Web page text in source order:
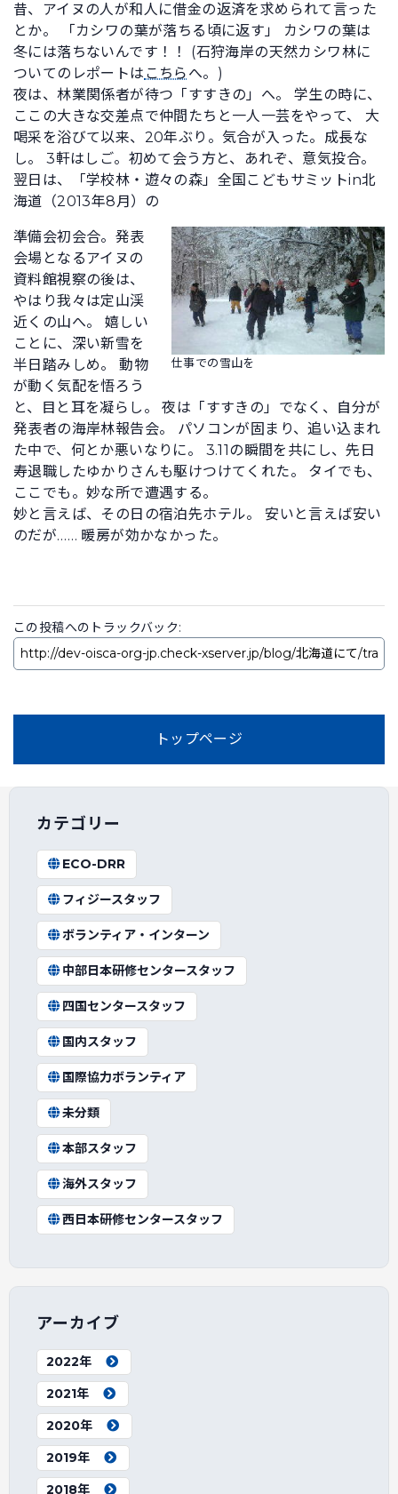
昔、アイヌの人が和人に借金の返済を求められて言った
とか。 「カシワの葉が落ちる頃に返す」 カシワの葉は
冬には落ちないんです！！ (石狩海岸の天然カシワ林に
ついてのレポートは こちら へ。)
夜は、林業関係者が待つ「すすきの」へ。 学生の時に、
ここの大きな交差点で仲間たちと一人一芸をやって、 大
喝采を浴びて以来、20年ぶり。気合が入った。成長な
し。 3軒はしご。初めて会う方と、あれぞ、意気投合。
翌日は、「学校林・遊々の森」全国こどもサミットin北
海道（2013年8月）の
仕事での雪山を
準備会初会合。発表
会場となるアイヌの
資料館視察の後は、
やはり我々は定山渓
近くの山へ。 嬉しい
ことに、深い新雪を
半日踏みしめ。 動物
が動く気配を悟ろう
と、目と耳を凝らし。 夜は「すすきの」でなく、自分が
発表者の海岸林報告会。 パソコンが固まり、追い込まれ
た中で、何とか悪いなりに。 3.11の瞬間を共にし、先日
寿退職したゆかりさんも駆けつけてくれた。 タイでも、
ここでも。妙な所で遭遇する。
妙と言えば、その日の宿泊先ホテル。 安いと言えば安い
のだが…… 暖房が効かなかった。
この投稿へのトラックバック:
トップページ
カテゴリー
ECO-DRR
フィジースタッフ
ボランティア・インターン
中部日本研修センタースタッフ
四国センタースタッフ
国内スタッフ
国際協力ボランティア
未分類
本部スタッフ
海外スタッフ
西日本研修センタースタッフ
アーカイブ
2022年
2021年
2020年
2019年
2018年